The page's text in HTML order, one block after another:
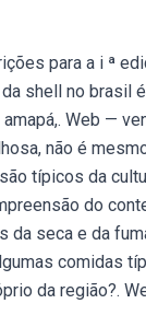
para a i ª
shell no brasil
Web —
não é
típicos da
do
seca e da
comidas
da região?.